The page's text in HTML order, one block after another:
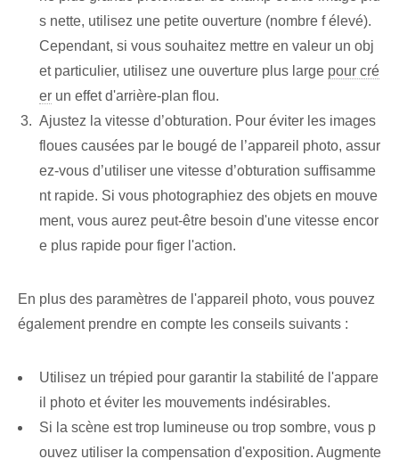
s nette, utilisez une petite ouverture (nombre f élevé).
Cependant, si vous souhaitez mettre en valeur un obj
et particulier, utilisez une ouverture plus large pour cré
er un effet d'arrière-plan flou.
Ajustez la vitesse d’obturation. Pour éviter les images
floues causées par le bougé de l’appareil photo, assur
ez-vous d’utiliser une vitesse d’obturation suffisamme
nt rapide. Si vous photographiez des objets en mouve
ment, vous aurez peut-être besoin d'une vitesse encor
e plus rapide pour figer l'action.
En plus des paramètres de l'appareil photo, vous pouvez
également prendre en compte les conseils suivants :
Utilisez un trépied pour garantir la stabilité de l'appare
il photo et éviter les mouvements indésirables.
Si la scène est trop lumineuse ou trop sombre, vous p
ouvez utiliser la compensation d'exposition. Augmente